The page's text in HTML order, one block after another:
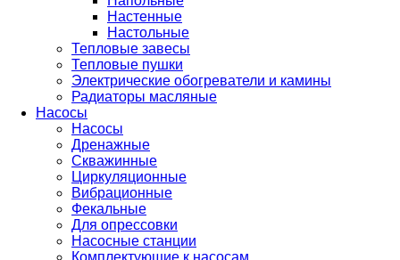
Настенные
Настольные
Тепловые завесы
Тепловые пушки
Электрические обогреватели и камины
Радиаторы масляные
Насосы
Насосы
Дренажные
Скважинные
Циркуляционные
Вибрационные
Фекальные
Для опрессовки
Насосные станции